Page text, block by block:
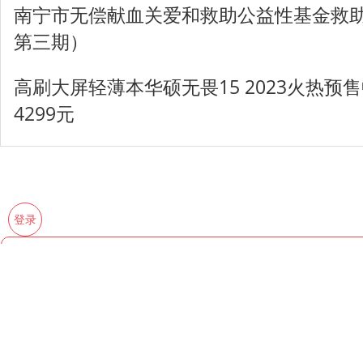
南宁市无偿献血关爱和救助公益性基金救
第三期）
高刷大屏轻薄本华硕无畏15 2023火热预
4299元
登录